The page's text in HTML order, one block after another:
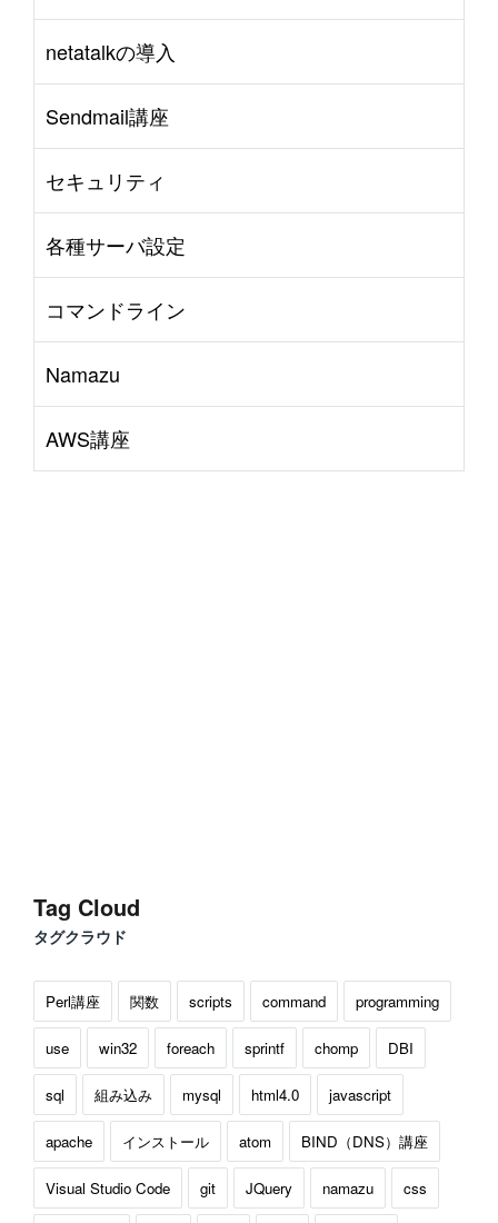
netatalkの導入
Sendmail講座
セキュリティ
各種サーバ設定
コマンドライン
Namazu
AWS講座
Tag Cloud
タグクラウド
Perl講座 関数 scripts command programming
use win32 foreach sprintf chomp DBI
sql 組み込み mysql html4.0 javascript
apache インストール atom BIND（DNS）講座
Visual Studio Code git JQuery namazu css